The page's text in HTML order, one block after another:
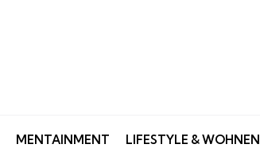
MENTAINMENT LIFESTYLE & WOHNEN